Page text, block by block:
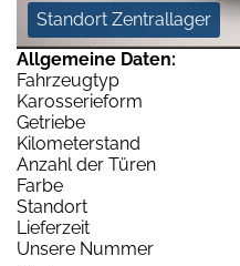
Standort Zentrallager
Allgemeine Daten:
Fahrzeugtyp
Karosserieform
Getriebe
Kilometerstand
Anzahl der Türen
Farbe
Standort
Lieferzeit
Unsere Nummer